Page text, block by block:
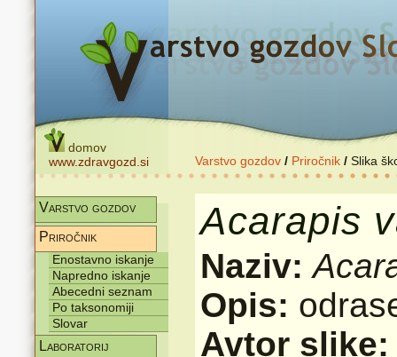
domov
www.zdravgozd.si
Varstvo gozdov / Priročnik / Slika
Varstvo gozdov
Priročnik
Enostavno iskanje
Napredno iskanje
Abecedni seznam
Po taksonomiji
Slovar
Laboratorij
Acarapis
Naziv:
Opis:
Avtor